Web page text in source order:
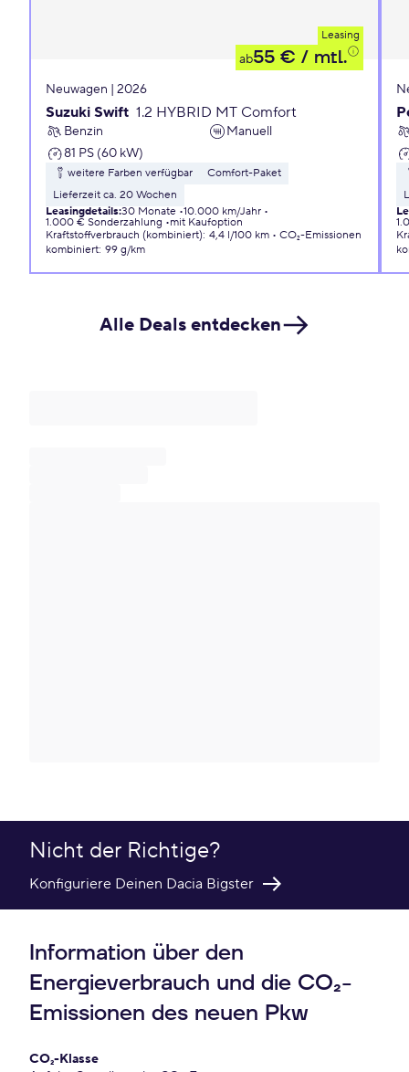
Leasing
ab55 € / mtl.
Neuwagen | 2026
Suzuki Swift 1.2 HYBRID MT Comfort
Benzin
Manuell
81 PS (60 kW)
weitere Farben verfügbar
Comfort-Paket
Lieferzeit ca. 20 Wochen
Leasingdetails:30 Monate 10.000 km/Jahr
1.000 € Sonderzahlung
mit Kaufoption
Kraftstoffverbrauch (kombiniert): 4,4 l/100 km
CO₂-Emissionen
kombiniert: 99 g/km
Alle Deals entdecken
Nicht der Richtige?
Konfiguriere Deinen Dacia Bigster
Information über den
Energieverbrauch und die CO₂-
Emissionen des neuen Pkw
CO₂-Klasse